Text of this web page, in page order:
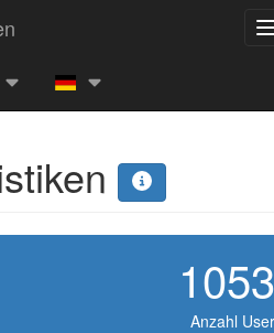
1053
Anzahl User